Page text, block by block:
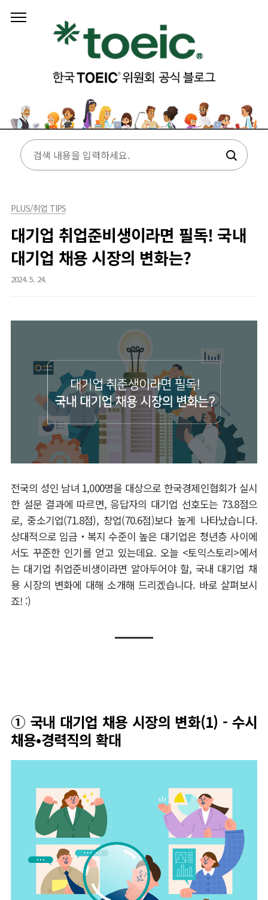
PLUS/취업 TIPS
대기업 취업준비생이라면 필독! 국내
대기업 채용 시장의 변화는?
2024. 5. 24.
전국의 성인 남녀 1,000명을 대상으로 한국경제인협회가 실시
한 설문 결과에 따르면, 응답자의 대기업 선호도는 73.8점으
로,중소기업(71.8점), 창업(70.6점)보다 높게 나타났습니다.
상대적으로 임금 ‧ 복지 수준이 높은 대기업은 청년층 사이에
서도 꾸준한 인기를 얻고 있는데요.오늘 <토익스토리>에서
는 대기업 취업준비생이라면 알아두어야 할, 국내 대기업 채
용 시장의 변화에 대해 소개해 드리겠습니다. 바로 살펴보시
죠! :)
① 국내 대기업 채용 시장의 변화(1) - 수시
채용•경력직의 확대